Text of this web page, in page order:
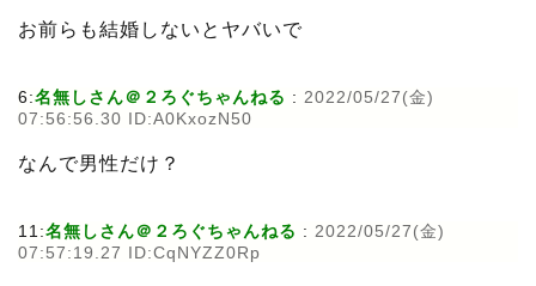
お前らも結婚しないとヤバいで
6:名無しさん＠２ろぐちゃんねる : 2022/05/27(金)
07:56:56.30 ID:A0KxozN50
なんで男性だけ？
11:名無しさん＠２ろぐちゃんねる : 2022/05/27(金)
07:57:19.27 ID:CqNYZZ0Rp